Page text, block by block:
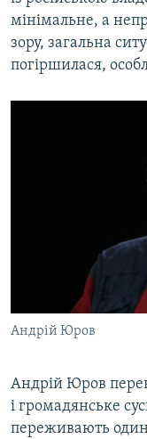
мінімальне, а
зору, загальна
погіршилася,
Андрій Юров
Андрій Юров
і громадянське
переживають один